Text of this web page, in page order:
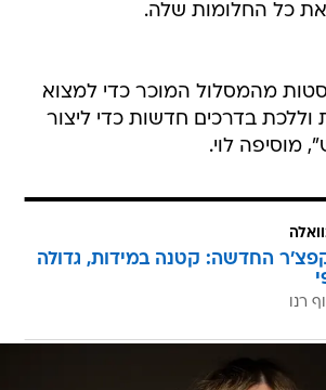
כל החלומות שלה.
מהמסלול המוכר כדי למצוא
וללכת בדרכים חדשות כדי ליצור
מוסיפה לוי.
החדשה: קטנה במידות, גדולה
רנו